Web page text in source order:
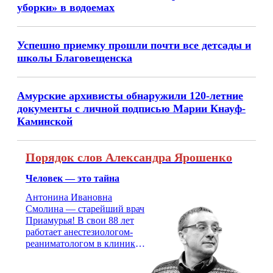
уборки» в водоемах
Успешно приемку прошли почти все детсады и
школы Благовещенска
Амурские архивисты обнаружили 120-летние
документы с личной подписью Марии Кнауф-
Каминской
Порядок слов Александра Ярошенко
Человек — это тайна
Антонина Ивановна
Смолина — старейший врач
Приамурья! В свои 88 лет
работает анестезиологом-
реаниматологом в клинике